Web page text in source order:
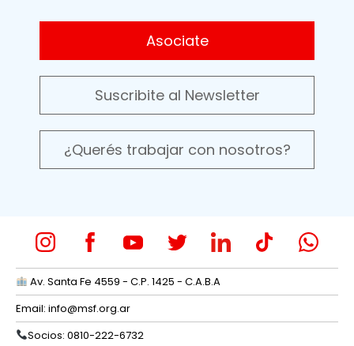
Asociate
Suscribite al Newsletter
¿Querés trabajar con nosotros?
Av. Santa Fe 4559 - C.P. 1425 - C.A.B.A
Email: info@msf.org.ar
Socios: 0810-222-6732